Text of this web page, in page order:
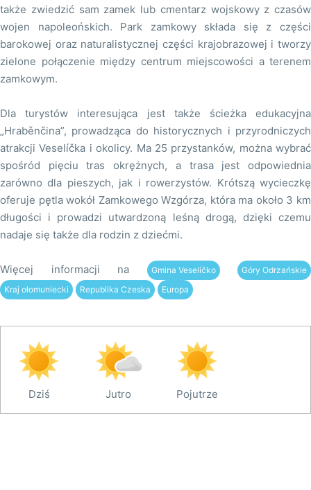
także zwiedzić sam zamek lub cmentarz wojskowy z czasów
wojen napoleońskich. Park zamkowy składa się z części
barokowej oraz naturalistycznej części krajobrazowej i tworzy
zielone połączenie między centrum miejscowości a terenem
zamkowym.
Dla turystów interesująca jest także ścieżka edukacyjna
„Hraběnčina”, prowadząca do historycznych i przyrodniczych
atrakcji Veselíčka i okolicy. Ma 25 przystanków, można wybrać
spośród pięciu tras okrężnych, a trasa jest odpowiednia
zarówno dla pieszych, jak i rowerzystów. Krótszą wycieczkę
oferuje pętla wokół Zamkowego Wzgórza, która ma około 3 km
długości i prowadzi utwardzoną leśną drogą, dzięki czemu
nadaje się także dla rodzin z dziećmi.
Więcej informacji na Gmina Veselíčko
Góry Odrzańskie
Kraj ołomuniecki
Republika Czeska Europa
Dziś Jutro Pojutrze